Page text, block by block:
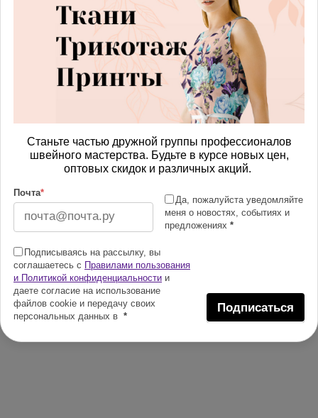
Станьте частью дружной группы профессионалов
швейного мастерства. Будьте в курсе новых цен,
оптовых скидок и различных акций.
Почта*
Да, пожалуйста уведомляйте
меня о новостях, событиях и
предложениях *
Подписываясь на рассылку, вы
соглашаетесь с Правилами пользования
и Политикой конфиденциальности и
даете согласие на использование
файлов cookie и передачу своих
персональных данных в *
Подписаться